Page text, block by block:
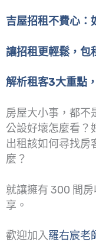
吉屋招租不費心：
讓招租更輕鬆，包
解析租客3大重點
房屋大小事，都不
公設好壞怎麼看？
出租該如何尋找房
麼？
就讓擁有 300 間
享。
歡迎加入羅右宸老